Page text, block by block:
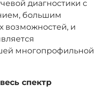
диагностики с
большим
возможностей, и
многопрофильной
спектр